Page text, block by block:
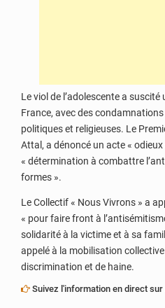
Le viol de l’adolescente a suscité
France, avec des
politiques et religieuses. Le
Attal, a dénoncé un acte « odieux
« détermination à combattre
formes ».
Le Collectif « Nous Vivrons » a
« pour faire front à
solidarité à la victime et à sa
appelé à la mobilisation
discrimination et de haine.
Suivez l'information en direct